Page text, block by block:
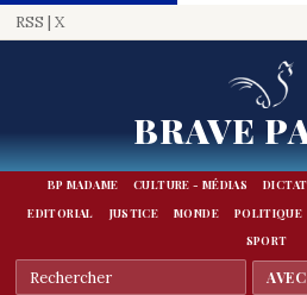
RSS | X
BRAVE
BP MADAME CULTURE - MÉDIAS
EDITORIAL
JUSTICE MONDE POLITIQUE
SPORT